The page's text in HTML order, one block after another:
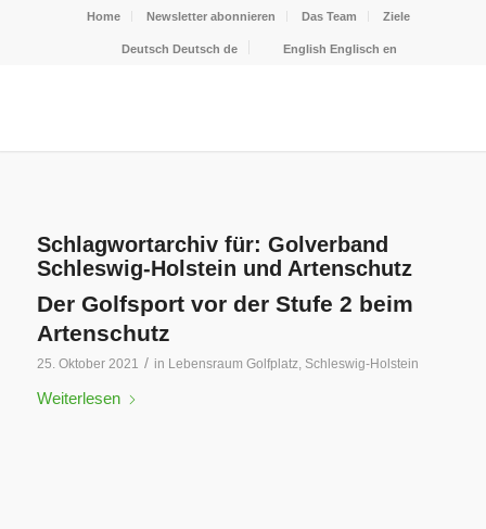
Home Newsletter abonnieren Das Team Ziele
Deutsch Deutsch de English Englisch en
Schlagwortarchiv für: Golverband
Schleswig-Holstein und Artenschutz
Der Golfsport vor der Stufe 2 beim
Artenschutz
25. Oktober 2021 / in Lebensraum Golfplatz, Schleswig-Holstein
Weiterlesen